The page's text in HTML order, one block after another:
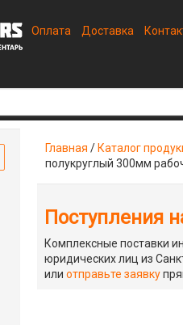
Оплата Доставка
Главная / Каталог
полукруглый 300мм
Поступления
Комплексные поставки
юридических лиц из
илиотправьте заявку